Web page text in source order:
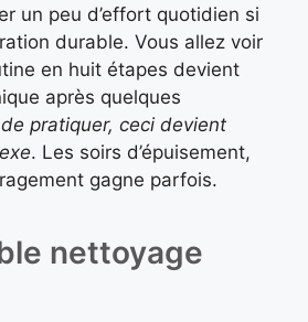
un peu d’effort quotidien si
durable. Vous allez voir
en huit étapes devient
après quelques
pratiquer, ceci devient
. Les soirs d’épuisement,
gagne parfois.
nettoyage